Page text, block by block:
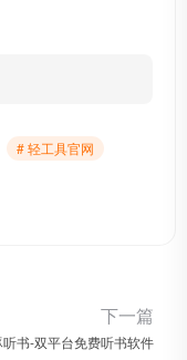
# 轻工具官网
下一篇
听书-双平台免费听书软件